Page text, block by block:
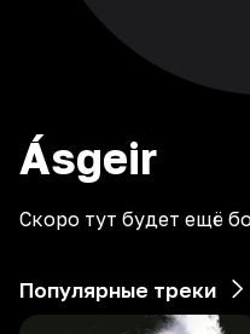
Ásgeir
Скоро тут будет ещё
Популярные треки